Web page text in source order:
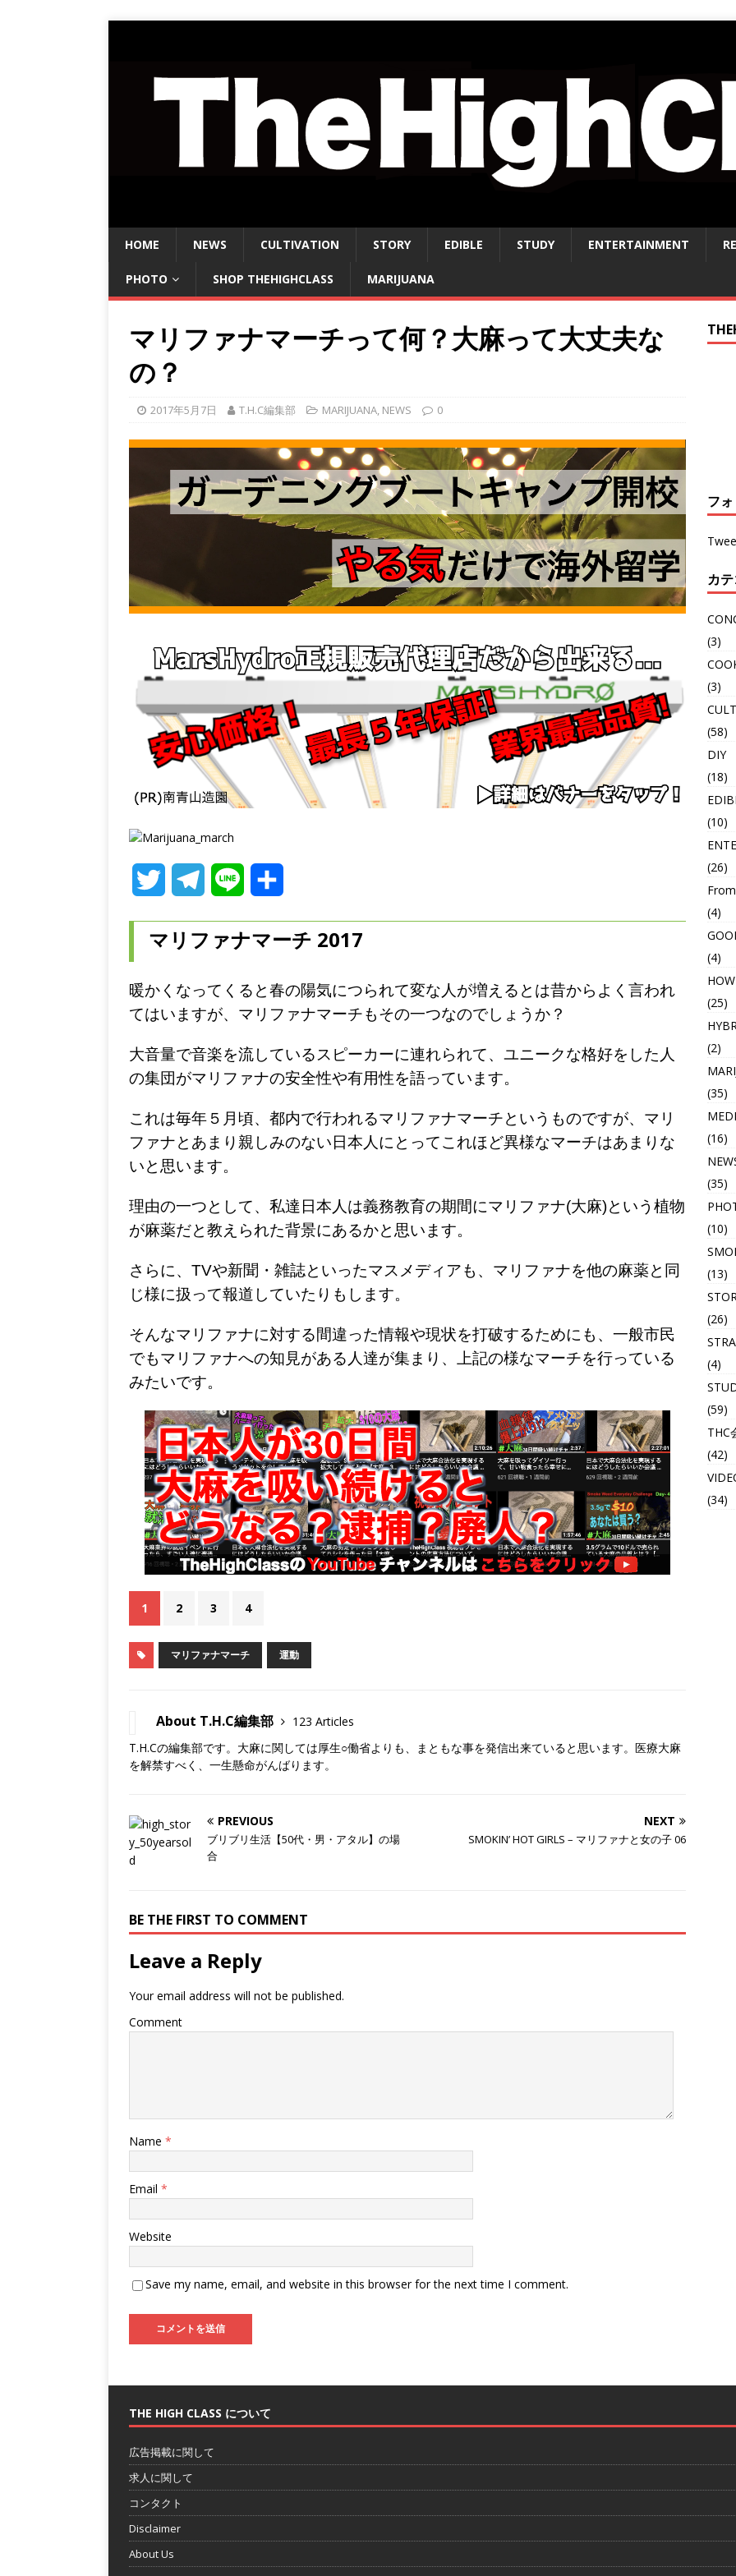
HOME NEWS CULTIVATION STORY EDIBLE STUDY ENTERTAINMENT
PHOTO SHOP THEHIGHCLASS MARIJUANA
マリファナマーチって何？大麻って大丈夫な
の？
2017年5月7日 T.H.C編集部 MARIJUANA, NEWS 0
t
e
r
l
g
r
a
m
マリファナマーチ 2017
暖かくなってくると春の陽気につられて変な人が増えるとは昔からよく言われ
てはいますが、マリファナマーチもその一つなのでしょうか？
大音量で音楽を流しているスピーカーに連れられて、ユニークな格好をした人
の集団がマリファナの安全性や有用性を語っています。
これは毎年５月頃、都内で行われるマリファナマーチというものですが、マリ
ファナとあまり親しみのない日本人にとってこれほど異様なマーチはあまりな
いと思います。
理由の一つとして、私達日本人は義務教育の期間にマリファナ(大麻)という植物
が麻薬だと教えられた背景にあるかと思います。
さらに、TVや新聞・雑誌といったマスメディアも、マリファナを他の麻薬と同
じ様に扱って報道していたりもします。
そんなマリファナに対する間違った情報や現状を打破するためにも、一般市民
でもマリファナへの知見がある人達が集まり、上記の様なマーチを行っている
みたいです。
1 2 3 4
マリファナマーチ 運動
About T.H.C編集部
123 Articles
T.H.Cの編集部です。大麻に関しては厚生○働省よりも、まともな事を発信出来ていると思います。医療大麻
を解禁すべく、一生懸命がんばります。
PREVIOUS
ブリブリ生活【50代・男・アタル】の場
合
NEXT
SMOKIN’ HOT GIRLS – マリファナと女の子 06
BE THE FIRST TO COMMENT
Leave a Reply
Your email address will not be published.
Comment
Name *
Email *
Website
Save my name, email, and website in this browser for the next time I comment.
フ
カ
(3)
(3)
(58)
DIY
(18)
(10)
(26)
(4)
(4)
(25)
(2)
(35)
(16)
(35)
(10)
(13)
(26)
(4)
(59)
THC
(42)
(34)
THE HIGH CLASS について
広告掲載に関して
求人に関して
コンタクト
Disclaimer
About Us